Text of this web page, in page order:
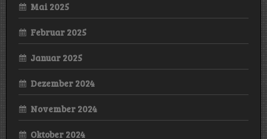
Mai 2025
Februar 2025
Januar 2025
Dezember 2024
November 2024
Oktober 2024